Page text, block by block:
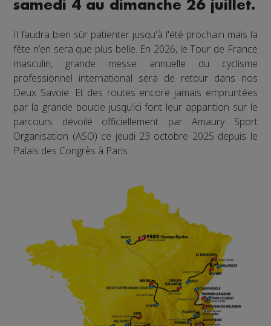
samedi 4 au dimanche 26 juillet.
Il faudra bien sûr patienter jusqu'à l'été prochain mais la
fête n’en sera que plus belle. En 2026, le Tour de France
masculin, grande messe annuelle du cyclisme
professionnel international sera de retour dans nos
Deux Savoie. Et des routes encore jamais empruntées
par la grande boucle jusqu’ici font leur apparition sur le
parcours dévoilé officiellement par Amaury Sport
Organisation (ASO) ce jeudi 23 octobre 2025 depuis le
Palais des Congrès à Paris.